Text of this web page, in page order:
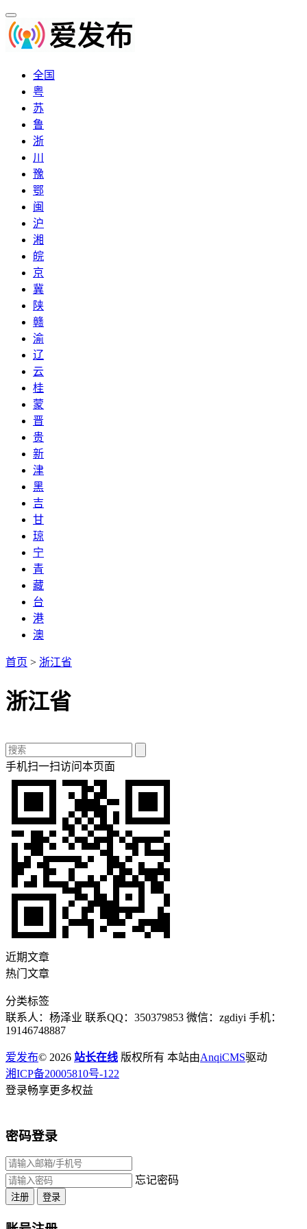
全国
粤
苏
鲁
浙
川
豫
鄂
闽
沪
湘
皖
京
冀
陕
赣
渝
辽
云
桂
蒙
晋
贵
新
津
黑
吉
甘
琼
宁
青
藏
台
港
澳
首页 > 浙江省
浙江省
手机扫一扫访问本页面
近期文章
热门文章
分类标签
联系人：杨泽业 联系QQ：350379853 微信：zgdiyi 手机：
19146748887
爱发布© 2026 站长在线 版权所有 本站由AnqiCMS驱动
湘ICP备20005810号-122
登录畅享更多权益
密码登录
忘记密码
注册 登录